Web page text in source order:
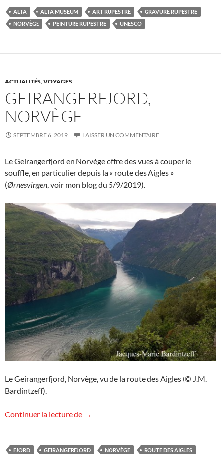
ALTA ALTA MUSEUM ART RUPESTRE
GRAVURE RUPESTRE
NORVÈGE
PEINTURE RUPESTRE UNESCO
ACTUALITÉS,VOYAGES
GEIRANGERFJORD,
NORVÈGE
SEPTEMBRE 6, 2019 LAISSER UN COMMENTAIRE
Le Geirangerfjord en Norvège offre des vues à couper le
souffle, en particulier depuis la « route des Aigles »
(Ørnesvingen, voir mon blog du 5/9/2019).
Le Geirangerfjord, Norvège, vu de la route des Aigles (© J.M.
Bardintzeff).
Continuer la lecture de Geirangerfjord, Norvège
→
FJORD GEIRANGERFJORD NORVÈGE
ROUTE DES AIGLES